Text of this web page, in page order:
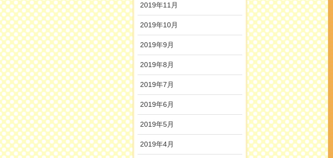
2019年11月
2019年10月
2019年9月
2019年8月
2019年7月
2019年6月
2019年5月
2019年4月